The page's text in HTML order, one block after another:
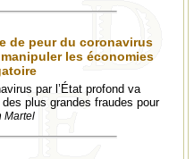
de peur du coronavirus
les économies
par l’État profond va
plus grandes fraudes pour
Martel